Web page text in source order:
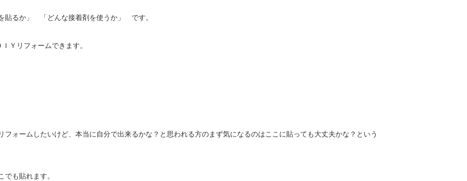
貼るか」 「どんな接着剤を使うか」 です。
Ｙリフォームできます。
フォームしたいけど、本当に自分で出来るかな？と思われる方のまず気になるのはここに貼っても大丈夫かな？という
でも貼れます。